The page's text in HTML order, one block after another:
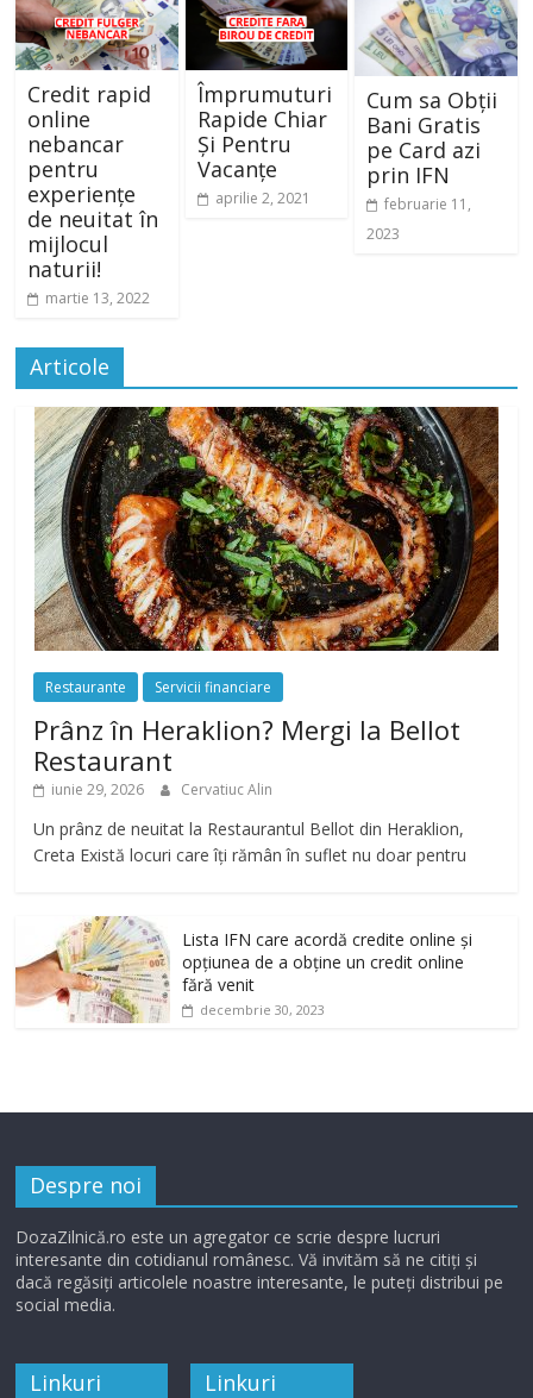
Credit rapid
online
nebancar
pentru
experiențe
de neuitat în
mijlocul
naturii!
martie 13, 2022
Împrumuturi
Rapide Chiar
Și Pentru
Vacanțe
aprilie 2, 2021
Cum sa Obții
Bani Gratis
pe Card azi
prin IFN
februarie 11,
2023
Articole
Restaurante Servicii financiare
Prânz în Heraklion? Mergi la Bellot
Restaurant
iunie 29, 2026 Cervatiuc Alin
Un prânz de neuitat la Restaurantul Bellot din Heraklion,
Creta Există locuri care îți rămân în suflet nu doar pentru
Lista IFN care acordă credite online și
opțiunea de a obține un credit online
fără venit
decembrie 30, 2023
Despre noi
DozaZilnică.ro este un agregator ce scrie despre lucruri
interesante din cotidianul românesc. Vă invităm să ne citiți și
dacă regăsiți articolele noastre interesante, le puteți distribui pe
social media.
Linkuri
Linkuri